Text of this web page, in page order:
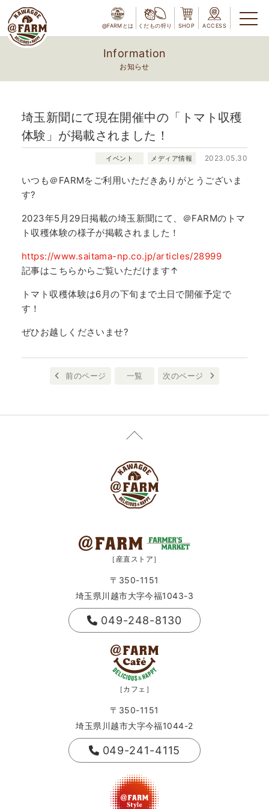
@FARMとは くだもの狩り SHOP ACCESS
Information
お知らせ
埼玉新聞にて現在開催中の「トマト収穫
体験」が掲載されました！
イベント メディア情報 2023.05.30
いつも＠FARMをご利用いただきありがとうございま
す?
2023年5月29日掲載の埼玉新聞にて、＠FARMのトマ
ト収穫体験の様子が掲載されました！
https://www.saitama-np.co.jp/articles/28999
記事はこちらからご覧いただけます↑
トマト収穫体験は6月の下旬まで土日で開催予定で
す！
ぜひお越しくださいませ?
前のページ 一覧 次のページ
［産直ストア］
〒350-1151
埼玉県川越市大字今福1043-3
049-248-8130
［カフェ］
〒350-1151
埼玉県川越市大字今福1044-2
049-241-4115